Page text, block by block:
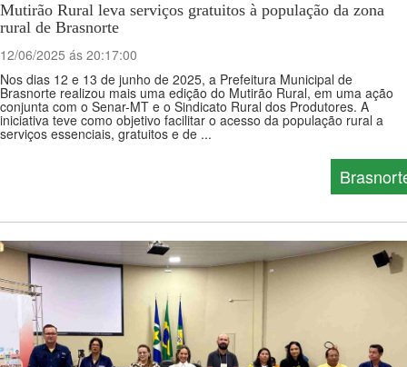
Mutirão Rural leva serviços gratuitos à população da zona
rural de Brasnorte
12/06/2025 ás 20:17:00
Nos dias 12 e 13 de junho de 2025, a Prefeitura Municipal de
Brasnorte realizou mais uma edição do Mutirão Rural, em uma ação
conjunta com o Senar-MT e o Sindicato Rural dos Produtores. A
iniciativa teve como objetivo facilitar o acesso da população rural a
serviços essenciais, gratuitos e de ...